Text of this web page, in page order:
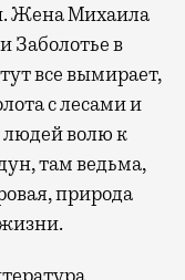
Жена Михаила
Заболотье в
все вымирает,
с лесами и
людей волю к
там ведьма,
природа